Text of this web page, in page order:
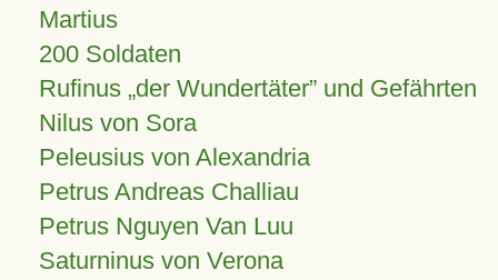
Martius
200 Soldaten
Rufinus „der Wundertäter” und Gefährten
Nilus von Sora
Peleusius von Alexandria
Petrus Andreas Challiau
Petrus Nguyen Van Luu
Saturninus von Verona